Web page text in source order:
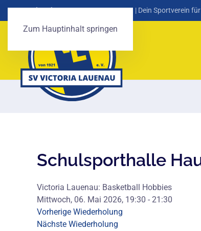
Zum Hauptinhalt springen
SV Victoria Lauenau von 1921 e. V. | Dein Sportverein
Schulsporthalle
Victoria Lauenau: Basketball Hobbies
Mittwoch, 06. Mai 2026, 19:30 - 21:30
Vorherige Wiederholung
Nächste Wiederholung